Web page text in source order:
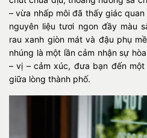
– vừa nhấp môi đã thấy giác
nguyên liệu tươi ngon đầy màu
rau xanh giòn mát và đậu phụ
nhúng là một lần cảm nhận sự
– vị – cảm xúc, đưa bạn đến
giữa lòng thành phố.